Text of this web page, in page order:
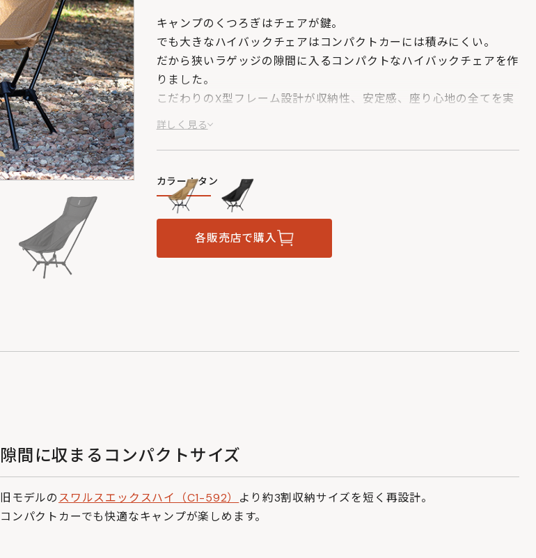
キャンプのくつろぎはチェアが鍵。
でも大きなハイバックチェアはコンパクトカーには積みにくい。
だから狭いラゲッジの隙間に入るコンパクトなハイバックチェアを作
りました。
こだわりのX型フレーム設計が収納性、安定感、座り心地の全てを実
現します。
詳しく見る
カラー：タン
各販売店で購入
隙間に収まるコンパクトサイズ
旧モデルのスワルスエックスハイ（C1-592） より約3割収納サイズを短く再設計。
コンパクトカーでも快適なキャンプが楽しめます。